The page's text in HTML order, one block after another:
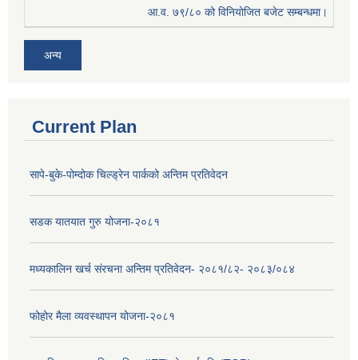
आ.व. ७९/८० को विनियोजित बजेट सम्बन्धमा।
अन्य
Current Plan
सापे-बुके-पोम्दोक चिल्ड्रेन पार्कको अन्तिम प्रतिवेदन
सडक यातयात गुरु योजना-२०८१
मध्यकालिन खर्च संरचना अन्तिम प्रतिवेदन- २०८१/८२- २०८३/०८४
फोहोर मैला व्यवस्थापन योजना-२०८१